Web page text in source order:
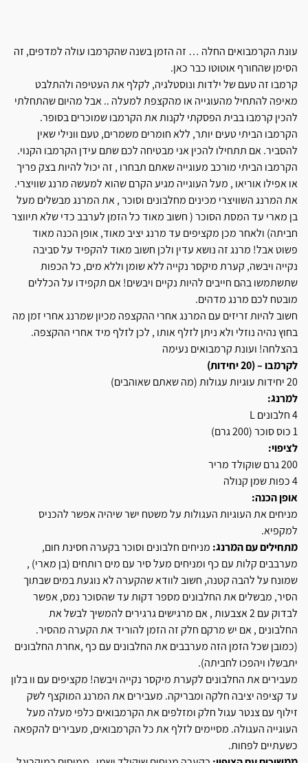
עונת הקרמבואים החלה … זה הזמן בשנה שהקרמבו עולה למדפים, זה
הסימן שהחורף אוטוטו כבר כאן.
קרמבו זה טעם של ילדות ונוסטלגיה, לקלף את העטיפה ולהתלבט
מאיפה להתחיל מהעוגייה או מהקצפת למעלה .. אבל מהיום שהתחלתי
להכין קרמבו בבית הפסקתי לקנות את הקרמבו שמוכרים בסופר.
הקרמבו הביתי טעים יותר, ללא חומרים משמרים, טעם וונילי שאין
להסביר. אם תתחילו להכין אני מבטיחה לכם שתם עידן הקרמבו הקנוי.
הקרמבו הביתי מורכב מעוגייה שאתם תבחרו , זה יכול להיות בצק פריך
או אפילו אוריאו , מעל העוגייה מגיע הקרם שהוא למעשה מרנג שוויצרי.
את המרנג השוויצרי מכינים מחלבונים וסוכר , את המרנג מבשלים מעל
בן מארי עד המסת הסוכר ( חשוב מאוד כל הזמן לערבב כדי שלא תיווצר
חביתה) ולאחר מכן מקציפים עד מרנג יציב מאוד, אופן הכנה מאוד
פשוט אבל! מרנג זה נושא עדין ולכן חשוב מאוד להקפיד על סביבה
נקייה ויבשה, קערת מיקסר נקייה ללא שומן וללא מים, כל הכפות
שתשתמשו בהם חייבים להיות נקיים ויבשים! אם תקפידו על הכללים
מובטח לכם מרנג מדהים.
חשוב להיות זריזים עם המרנג אחרי ההקצפה מכיון שמרנג אחרי זמן מה
בחוץ נהיה נוזלי ולא ניתן לזלף אותו , לכן לזלף מיד אחרי ההקצפה.
בהצלחה! ועונת קרמבואים נעימה
לקרמבו – (20 יחידות)
20 יחידות עוגיות עגולות (מה שאתם שאוהבים)
למרנג:
4 חלבונים L
1 כוס סוכר (200 גרם)
לציפוי:
200 גרם שוקולד מריר
4 כפות שמן קנולה
אופן הכנה:
מניחים את העוגיות העגולות על משטח ישר שיהיה אפשר להכניס
למקפיא.
מתחילים עם המרנג: מניחים חלבונים וסוכר בקערה חסינת חום,
מערבבים קלות עם כף ומניחים מעל סיר עם מים רותחים (בן מארי) ,
שמונח על להבה קטנה, חשוב לוודא שהקערה לא נוגעת במים שבתוך
הסיר, מבשלים את החלבונים מספר דקות עד שהסוכר נמס, אפשר
לבדוק עם 2 אצבעות , אם מרגישים גרגירים להמשיך לבשל את
החלבונים , אם יש מרקם חלק זה הזמן להוריד את הקערה מהסיר.
(כמובן שכל הזמן הזה מערבבים את החלבונים עם כף ,אחרת החלבונים
יתבשלו ויהפכו לחביתה).
מעבירים את החלבונים לקערת מיקסר נקייה ויבשה! מקציפים עם וו בלון
עד קציפה יציבה חלקה ומבריקה. מעבירים את המרנג המוקצף לשק
זילוף עם צנטר עגול חלק ומזלפים את הקרמבואים כלפי מעלה מעל
העוגייה העגולה. מסיימים לזלף את כל הקרמבואים, מעבירים להקפאה
כשעתיים לפחות.